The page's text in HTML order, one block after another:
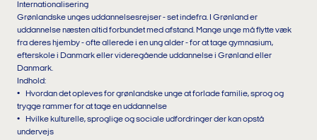
Internationalisering
Grønlandske unges uddannelsesrejser - set indefra. I Grønland er
uddannelse næsten altid forbundet med afstand. Mange unge må flytte væk
fra deres hjemby - ofte allerede i en ung alder - for at tage gymnasium,
efterskole i Danmark eller videregående uddannelse i Grønland eller
Danmark.
Indhold:
• Hvordan det opleves for grønlandske unge at forlade familie, sprog og
trygge rammer for at tage en uddannelse
• Hvilke kulturelle, sproglige og sociale udfordringer der kan opstå
undervejs